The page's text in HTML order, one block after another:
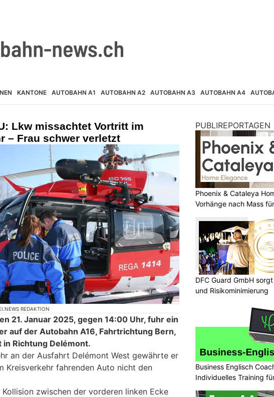
KANTONE AUTOBAHN A1 AUTOBAHN A2 AUTOBAHN A3 AUTOBAHN A4
Lkw missachtet Vortritt im
– Frau schwer verletzt
REDAKTION
21. Januar 2025, gegen 14:00 Uhr, fuhr ein
auf der Autobahn A16, Fahrtrichtung Bern,
in Richtung Delémont.
an der Ausfahrt Delémont West gewährte er
Kreisverkehr fahrenden Auto nicht den
Kollision zwischen der vorderen linken Ecke
PUBLIREPORTAGEN
Phoenix & Cataleya
Vorhänge nach Mass
DFC Guard GmbH
und Risikominimierung
Business Englisch
Individuelles Training